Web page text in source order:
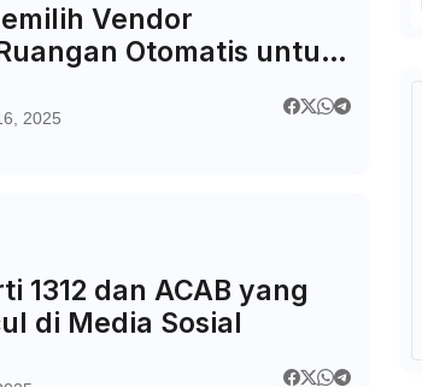
Vendor
Otomatis untuk
2025
1312 dan ACAB yang
di Media Sosial